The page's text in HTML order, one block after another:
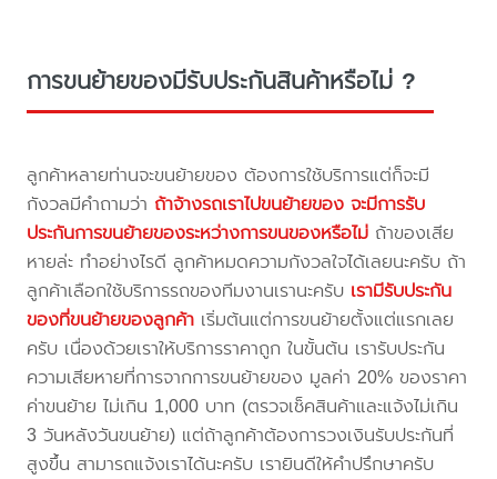
การขนย้ายของมีรับประกันสินค้าหรือไม่ ?
ลูกค้าหลายท่านจะขนย้ายของ ต้องการใช้บริการแต่ก็จะมี
กังวลมีคำถามว่า ถ้าจ้างรถเราไปขนย้ายของ จะมีการรับ
ประกันการขนย้ายของระหว่างการขนของหรือไม่ ถ้าของเสีย
หายล่ะ ทำอย่างไรดี ลูกค้าหมดความกังวลใจได้เลยนะครับ ถ้า
ลูกค้าเลือกใช้บริการรถของทีมงานเรานะครับ เรามีรับประกัน
ของที่ขนย้ายของลูกค้า เริ่มต้นแต่การขนย้ายตั้งแต่แรกเลย
ครับ เนื่องด้วยเราให้บริการราคาถูก ในขั้นต้น เรารับประกัน
ความเสียหายที่การจากการขนย้ายของ มูลค่า 20% ของราคา
ค่าขนย้าย ไม่เกิน 1,000 บาท (ตรวจเช็คสินค้าและแจ้งไม่เกิน
3 วันหลังวันขนย้าย) แต่ถ้าลูกค้าต้องการวงเงินรับประกันที่
สูงขึ้น สามารถแจ้งเราได้นะครับ เรายินดีให้คำปรึกษาครับ